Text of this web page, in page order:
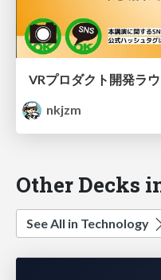
VRプロダクト開発ラ
nkjzm
Other Decks
See All in Technology